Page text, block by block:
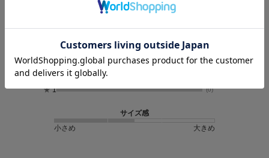
レビュー件数：1件
★ 5 (0)
(1)
★ 3 (0)
★ 2
★ 1 (0)
サイズ感
小さめ
大きめ